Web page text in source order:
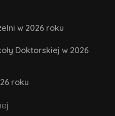
w 2026 roku
Doktorskiej w 2026
roku